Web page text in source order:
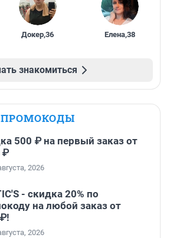
Докер,36 Елена,38
знакомиться
ПРОМОКОДЫ
500 ₽ на первый заказ от
₽
2026
- скидка 20% по
на любой заказ от
2026